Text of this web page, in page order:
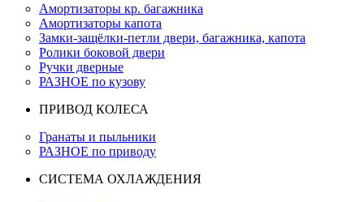
Амортизаторы кр. багажника
Амортизаторы капота
Замки-защёлки-петли двери, багажника, капота
Ролики боковой двери
Ручки дверные
РАЗНОЕ по кузову
ПРИВОД КОЛЕСА
Гранаты и пыльники
РАЗНОЕ по приводу
СИСТЕМА ОХЛАЖДЕНИЯ